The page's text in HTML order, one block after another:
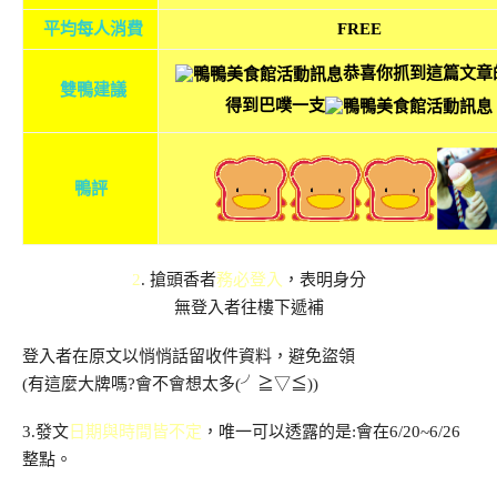
平均每人消費 FREE
雙鴨建議
恭喜你抓到這篇文章
得到巴噗一支
鴨評
2. 搶頭香者務必登入 ，表明身分
無登入者往樓下遞補
登入者在原文以悄悄話留收件資料，避免盜領
(有這麼大牌嗎?會不會想太多(╯≧▽≦))
3.發文 日期與時間皆不定 ，唯一可以透露的是:會在6/20~6/26
整點。